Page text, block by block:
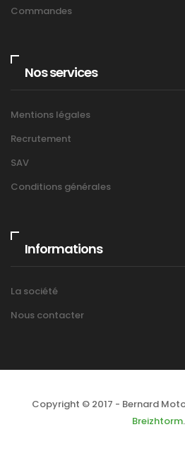
Commandes
Nos services
Mentions légales
Recrutement
SAV
Conditions générales
Informations
La société
Nous contacter
Copyright © 2017 - Bernard
Breizhtorm.